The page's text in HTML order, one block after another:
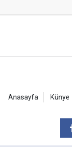
Anasayfa Künye